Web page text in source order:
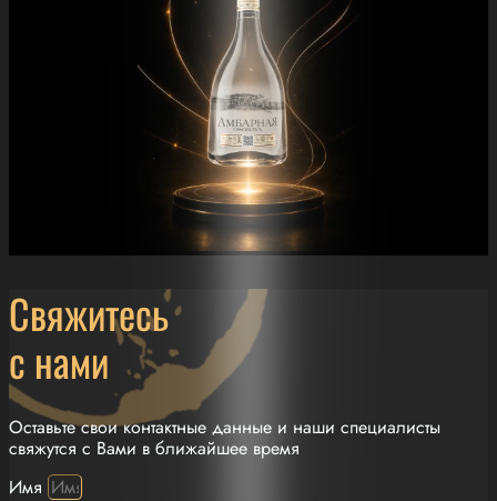
Свяжитесь
с нами
Оставьте свои контактные данные и наши специалисты
свяжутся с Вами в ближайшее время
Имя